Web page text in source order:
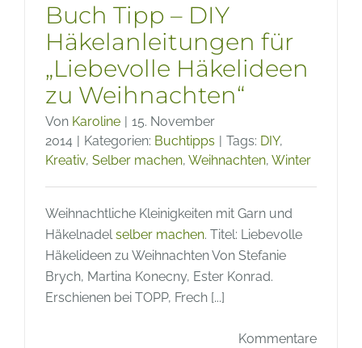
Buch Tipp – DIY
Häkelanleitungen für
„Liebevolle Häkelideen
zu Weihnachten“
Von Karoline
15. November
2014
Kategorien: Buchtipps Tags: DIY,
Kreativ, Selber machen, Weihnachten, Winter
Weihnachtliche Kleinigkeiten mit Garn und
Häkelnadelselber machen. Titel: Liebevolle
Häkelideen zu Weihnachten Von Stefanie
Brych, Martina Konecny, Ester Konrad.
Erschienen bei TOPP, Frech [...]
Kommentare